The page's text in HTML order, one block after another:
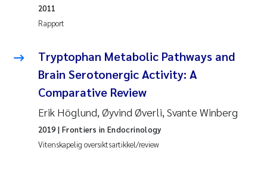
Paula Brighytte Ocampo Ramon
Liv Bente Skancke
Erling Aarhus Bratsberg
Heleen de Wit
Rapport
2011
Tryptophan Metabolic Pathways and
Brain Serotonergic Activity: A
Comparative Review
Erik Höglund, Øyvind Øverli, Svante Winberg
Vitenskapelig oversiktsartikkel/review
2019| Frontiers in Endocrinology